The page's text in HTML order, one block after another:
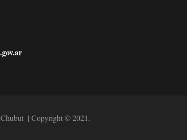
| Copyright © 2021.